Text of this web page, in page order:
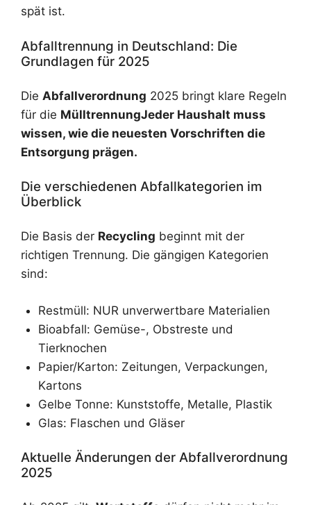
spät ist.
Abfalltrennung in Deutschland: Die
Grundlagen für 2025
Die Abfallverordnung 2025 bringt klare Regeln
für die MülltrennungJeder Haushalt muss
wissen, wie die neuesten Vorschriften die
Entsorgung prägen.
Die verschiedenen Abfallkategorien im
Überblick
Die Basis der Recycling beginnt mit der
richtigen Trennung. Die gängigen Kategorien
sind:
Restmüll: NUR unverwertbare Materialien
Bioabfall: Gemüse-, Obstreste und
Tierknochen
Papier/Karton: Zeitungen, Verpackungen,
Kartons
Gelbe Tonne: Kunststoffe, Metalle, Plastik
Glas: Flaschen und Gläser
Aktuelle Änderungen der Abfallverordnung
2025